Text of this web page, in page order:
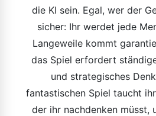
die KI sein. Egal, wer der
sicher: Ihr werdet jede
Langeweile kommt
das Spiel erfordert
und strategisches
fantastischen Spiel taucht
der ihr nachdenken müsst,